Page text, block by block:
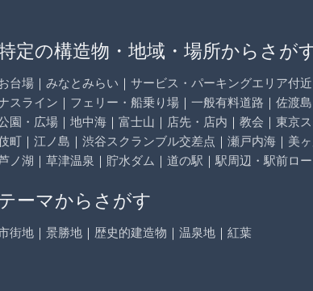
定の構造物・地域・場所からさが
台場 ｜ みなとみらい ｜ サービス・パーキングエリア付近
スライン ｜ フェリー・船乗り場 ｜ 一般有料道路 ｜ 佐渡島
園・広場 ｜ 地中海 ｜ 富士山 ｜ 店先・店内 ｜ 教会 ｜ 東京
町 ｜ 江ノ島 ｜ 渋谷スクランブル交差点 ｜ 瀬戸内海 ｜ 美
ノ湖 ｜ 草津温泉 ｜ 貯水ダム ｜ 道の駅 ｜ 駅周辺・駅前ロ
ーマからさがす
街地 ｜ 景勝地 ｜ 歴史的建造物 ｜ 温泉地 ｜ 紅葉